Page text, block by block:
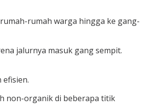
rumah warga hingga ke gang-
jalurnya masuk gang sempit.
non-organik di beberapa titik